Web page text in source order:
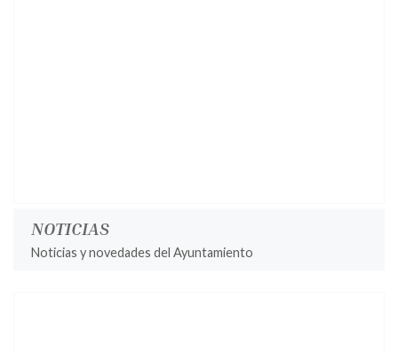
NOTICIAS
Noticias y novedades del Ayuntamiento